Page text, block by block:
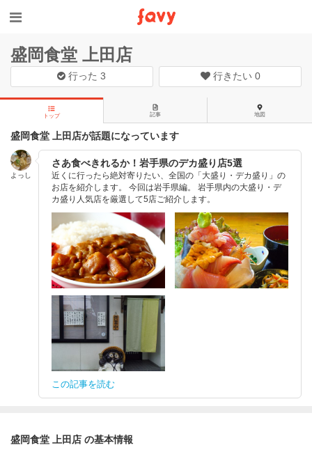
盛岡食堂 上田店
行った3 行きたい 0
トップ 記事 地図
盛岡食堂 上田店が話題になっています
よっし
さあ食べきれるか！岩手県のデカ盛り店5選
近くに行ったら絶対寄りたい、全国の「大盛り・デカ盛り」の
お店を紹介します。 今回は岩手県編。 岩手県内の大盛り・デ
カ盛り人気店を厳選して5店ご紹介します。
この記事を読む
盛岡食堂 上田店 の基本情報